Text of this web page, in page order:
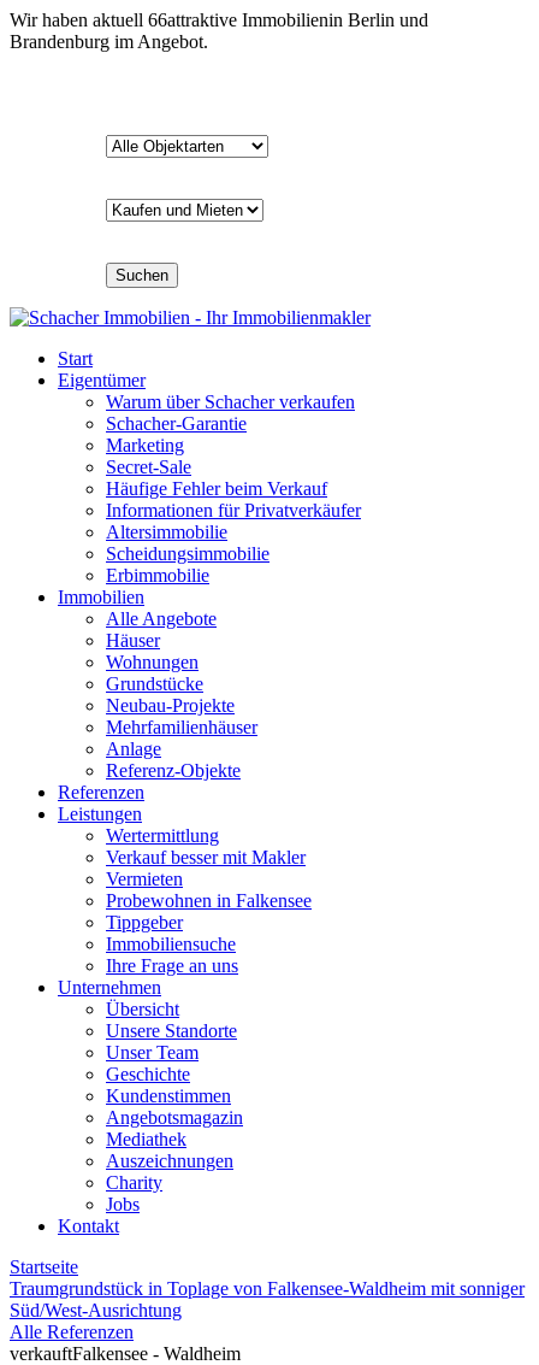
Wir haben aktuell 66attraktive Immobilienin Berlin und
Brandenburg im Angebot.
Suchen
Start
Eigentümer
Warum über Schacher verkaufen
Schacher-Garantie
Marketing
Secret-Sale
Häufige Fehler beim Verkauf
Informationen für Privatverkäufer
Altersimmobilie
Scheidungsimmobilie
Erbimmobilie
Immobilien
Alle Angebote
Häuser
Wohnungen
Grundstücke
Neubau-Projekte
Mehrfamilienhäuser
Anlage
Referenz-Objekte
Referenzen
Leistungen
Wertermittlung
Verkauf besser mit Makler
Vermieten
Probewohnen in Falkensee
Tippgeber
Immobiliensuche
Ihre Frage an uns
Unternehmen
Übersicht
Unsere Standorte
Unser Team
Geschichte
Kundenstimmen
Angebotsmagazin
Mediathek
Auszeichnungen
Charity
Jobs
Kontakt
Startseite
Traumgrundstück in Toplage von Falkensee-Waldheim mit sonniger
Süd/West-Ausrichtung
Alle Referenzen
verkauftFalkensee - Waldheim